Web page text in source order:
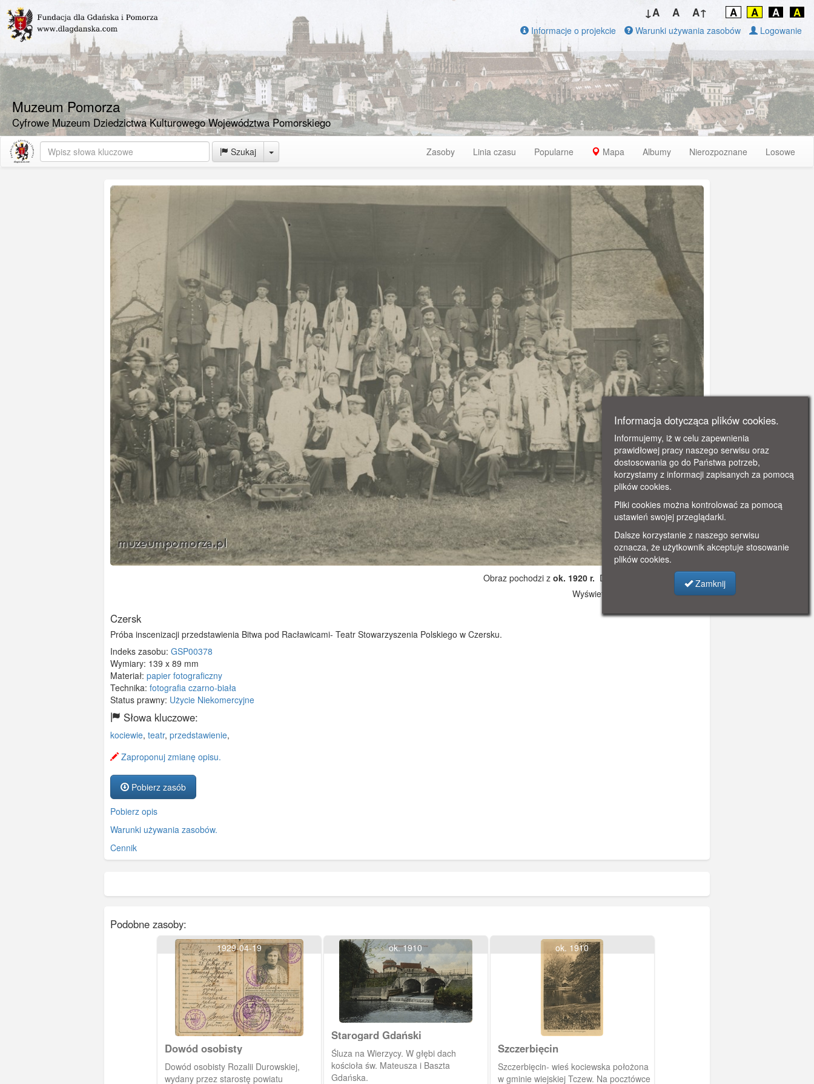
Muzeum Pomorza
Cyfrowe Muzeum Dziedzictwa Kulturowego Województwa Pomorskiego
↓A A A↑ A A A A
Informacje o projekcie Warunki używania zasobów Logowanie
Szukaj Toggle Dropdown Zasoby Linia czasu Popularne Mapa Albumy Nierozpoznane Losowe
Obraz pochodzi z ok. 1920 r. Dodano: 2019-10-19 21:59
Wyświetlono: 2690
Czersk
Próba inscenizacji przedstawienia Bitwa pod Racławicami- Teatr Stowarzyszenia Polskiego w Czersku.
Indeks zasobu: GSP00378
Wymiary: 139 x 89 mm
Materiał: papier fotograficzny
Technika: fotografia czarno-biała
Status prawny: Użycie Niekomercyjne
Słowa kluczowe:
kociewie, teatr, przedstawienie,
Zaproponuj zmianę opisu.
Pobierz zasób
Pobierz opis
Warunki używania zasobów.
Cennik
Podobne zasoby:
1929-04-19
Dowód osobisty
Dowód osobisty Rozalii Durowskiej,
wydany przez starostę powiatu
ok. 1910
Starogard Gdański
Śluza na Wierzycy. W głębi dach
kościoła św. Mateusza i Baszta
Gdańska.
ok. 1910
Szczerbięcin
Szczerbięcin- wieś kociewska położona
w gminie wiejskiej Tczew. Na pocztówce
Informacja dotycząca plików cookies.
Informujemy, iż w celu zapewnienia
prawidłowej pracy naszego serwisu oraz
dostosowania go do Państwa potrzeb,
korzystamy z informacji zapisanych za pomocą
plików cookies.
Pliki cookies można kontrolować za pomocą
ustawień swojej przeglądarki.
Dalsze korzystanie z naszego serwisu
oznacza, że użytkownik akceptuje stosowanie
plików cookies.
Zamknij